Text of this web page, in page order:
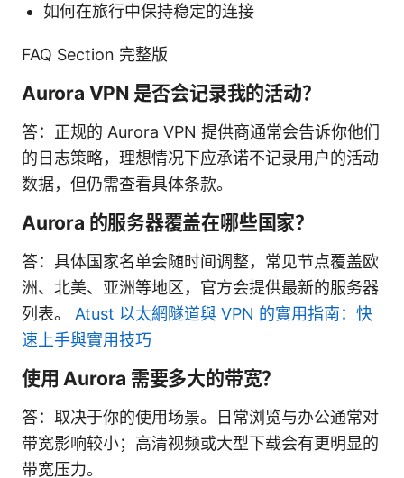
如何在旅行中保持稳定的连接
FAQ Section 完整版
Aurora VPN 是否会记录我的活动？
答：正规的 Aurora VPN 提供商通常会告诉你他们
的日志策略，理想情况下应承诺不记录用户的活动
数据，但仍需查看具体条款。
Aurora 的服务器覆盖在哪些国家？
答：具体国家名单会随时间调整，常见节点覆盖欧
洲、北美、亚洲等地区，官方会提供最新的服务器
列表。 Atust 以太網隧道與 VPN 的實用指南：快
速上手與實用技巧
使用 Aurora 需要多大的带宽？
答：取决于你的使用场景。日常浏览与办公通常对
带宽影响较小；高清视频或大型下载会有更明显的
带宽压力。